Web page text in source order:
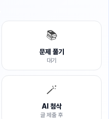
📚
문제 풀기
대기
🪄
AI 첨삭
글 제출 후